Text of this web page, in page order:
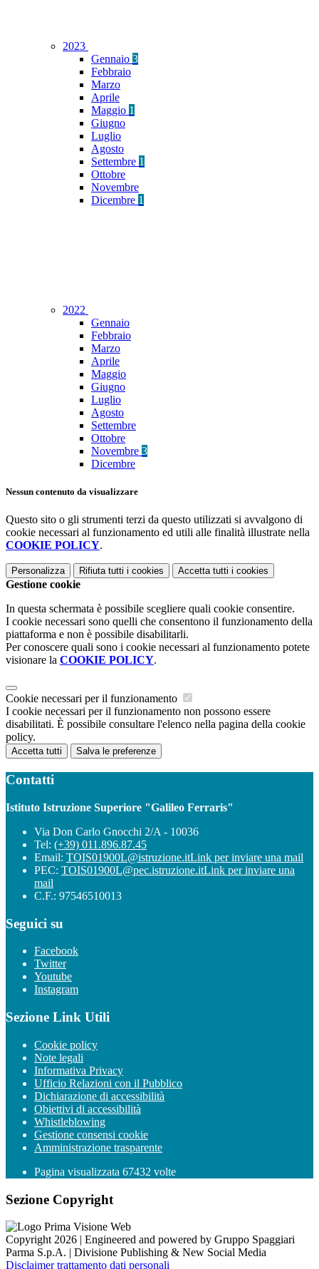
2023
Gennaio 3
Febbraio
Marzo
Aprile
Maggio 1
Giugno
Luglio
Agosto
Settembre 1
Ottobre
Novembre
Dicembre 1
2022
Gennaio
Febbraio
Marzo
Aprile
Maggio
Giugno
Luglio
Agosto
Settembre
Ottobre
Novembre 3
Dicembre
Nessun contenuto da visualizzare
Questo sito o gli strumenti terzi da questo utilizzati si avvalgono di
cookie necessari al funzionamento ed utili alle finalità illustrate nella
COOKIE POLICY.
Personalizza Rifiuta tutti i cookies Accetta tutti i cookies
Gestione cookie
In questa schermata è possibile scegliere quali cookie consentire.
I cookie necessari sono quelli che consentono il funzionamento della
piattaforma e non è possibile disabilitarli.
Per conoscere quali sono i cookie necessari al funzionamento potete
visionare la COOKIE POLICY.
Cookie necessari per il funzionamento
I cookie necessari per il funzionamento non possono essere
disabilitati. È possibile consultare l'elenco nella pagina della cookie
policy.
Accetta tutti Salva le preferenze
Contatti
Istituto Istruzione Superiore "Galileo Ferraris"
Via Don Carlo Gnocchi 2/A - 10036
Tel: (+39) 011.896.87.45
Email: TOIS01900L@istruzione.itLink per inviare una mail
PEC: TOIS01900L@pec.istruzione.itLink per inviare una
mail
C.F.: 97546510013
Seguici su
Facebook
Twitter
Youtube
Instagram
Sezione Link Utili
Cookie policy
Note legali
Informativa Privacy
Ufficio Relazioni con il Pubblico
Dichiarazione di accessibilità
Obiettivi di accessibilità
Whistleblowing
Gestione consensi cookie
Amministrazione trasparente
Pagina visualizzata 67432 volte
Sezione Copyright
Copyright 2026 | Engineered and powered by Gruppo Spaggiari
Parma S.p.A. | Divisione Publishing & New Social Media
Disclaimer trattamento dati personali